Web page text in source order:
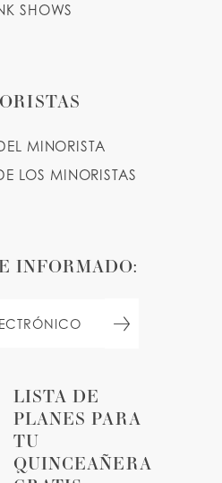
LISTA DE
PLANES PARA
TU
QUINCEAÑERA
SHOWS
MINORISTA
LOS MINORISTAS
INFORMADO: